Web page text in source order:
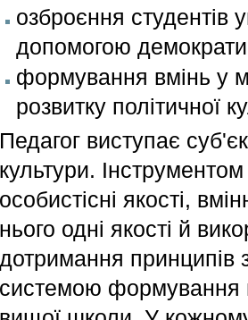
озброєння студентів
допомогою
формування вмінь у
розвитку політичної
Педагог виступає суб'єктом у системі формування політичної культури. Інструментом його впливу на студента є його культура, особистісні якості, вміння. Дана ПС діє й на педагога, розвиваючи в нього одні якості й викорінюючи інші. Саме від педагогів залежить дотримання принципів загального, особливого й одиничного системою формування політичної культури майбутніх педагогів вищої школи. У кожному конкретному навчальному закладі, окрім спільних рис, властивих для таких систем ВНЗ, можуть і повинні бути відмінності. Це індивідуальне обличчя зумовлене тими ідеями, якими живе педагогічний колектив, його кваліфікацією, усвідомленням і наполегливим прагненням створити систему, яка найбільше відповідає даним конкретним умовам.Педагог організовує процес формування політичної культури за допомогою педагогічного впливу - методів і форм, які є обов'язковим структурним компонентом будь-якої педагогічної системи. Під методами формування політичної культури майбутніх педагогів вищої школи розуміємо шляхи і способи взаємопов'язаної діяльності суб'єктів означеної системи для розвитку демократичної політичної культури студентів та опанування ними вміннями щодо її формування в учнів 1ІТНЗ, а також способи впливу на свідомість, волю, почуття, поведінку суб'єктів системи для досягнення мети.Форма розвитку політичної культури майбутніх педагогів вищої школи - це варіант організації даного процесу. Вибір форм зумовлюється конкретними завданнями системи, суб'єктами тощо. У ВНЗ формування політичної культури студентів може здійснюватися через використання можливостей навчальних предметів, проведення виховних заходів, демократизацію студентського життя.За допомогою критеріїв можна встановити, який досягнуто результат і чи відповідає він меті. Система потребує критеріїв оцінки всіх структурних і функціональних компонентів системи в досягненні мети, щоб коригувати та регулювати результат. Ефективність системи якраз і визначається співвідношенням між метою і досягнутим результатом. "У нашому дослідженні, - як відзначає О.Внукова, - кінцевим вважаємо той результат, який виявляємо у випускників ВНЗ, проміжним - у студентів різних років навчання, хоча ефективність даної системи загалом оцінюватиметься за результатами функціонування тієї системи, для якої готується спеціаліст, тобто для системи розвитку політичної культури учнів професійно-технічних навчальних закладів" [2,с.61-62]Головним компонентом системи формування політичної культури майбутніх педагогів вищої школи є студент. Він - не об'єкт впливу, а особистість, здатна за допомогою педагогів та інших суб'єктів системи розвивати й формувати в собі потрібні якості, знання, вміння для життя в умовах демократичного громадянського суспільства. Студент має здатність до саморозвитку, тобто в належних умовах навіть без власних цілеспрямованих зусиль він розвивається. Крім того, він має усвідомлену здатність до самовдосконалення своїх особистісних якостей. Якщо авторитарна педагогічна система зумовлювала вплив із метою формування в людини наперед заданих державою чи суспільством якостей, то демократичний устрій, надаючи людині права і свободи та покладаючи на неї відповідальність за себе, передбачає таку ПС, яка враховує прогнозовані потреби самої людини. Тобто, студент із його запитами й потребами в сучасному і майбутньому житті визначає процес розвитку політичної культури, його зміст і методи. Оскільки політична культура є важливою складовою громадянського становлення особистості, займає визначне місце в соціально-професійній діяльності педагога вищої школи, то очевидними стають потреби сьогоднішніх студентів - майбутніх педагогів професійно-технічних навчальних закладів - у належному рівні розвитку політичної культури й у